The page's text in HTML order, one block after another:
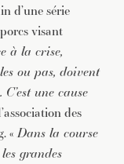
d’une série
visant
à la crise,
ou pas, doivent
une cause
des
. «Dans la course
grandes